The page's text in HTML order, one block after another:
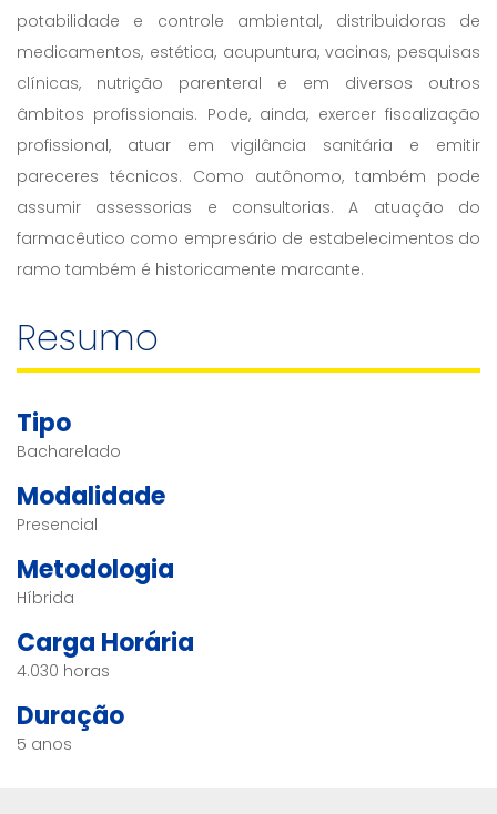
potabilidade e controle ambiental, distribuidoras de
medicamentos, estética, acupuntura, vacinas, pesquisas
clínicas, nutrição parenteral e em diversos outros
âmbitos profissionais. Pode, ainda, exercer fiscalização
profissional, atuar em vigilância sanitária e emitir
pareceres técnicos. Como autônomo, também pode
assumir assessorias e consultorias. A atuação do
farmacêutico como empresário de estabelecimentos do
ramo também é historicamente marcante.
Resumo
Tipo
Bacharelado
Modalidade
Presencial
Metodologia
Híbrida
Carga Horária
4.030 horas
Duração
5 anos